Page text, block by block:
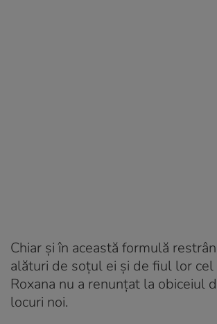
Chiar și în această formulă
alături de soțul ei și de fiul lor cel
Roxana nu a renunțat la obiceiul
locuri noi.